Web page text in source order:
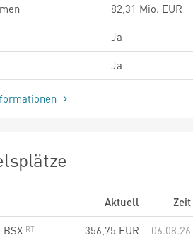
82,31 Mio. EUR
Ja
Ja
Aktuell
Zeit
BSX
356,75 EUR
06.08.26